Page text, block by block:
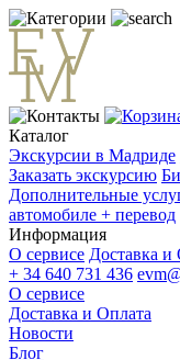
Каталог
Экскурсии в Мадриде
Заказать экскурсию
Дополнительные
автомобиле + перевод
Информация
О сервисе Доставка и
+ 34 640 731 436
О сервисе
Доставка и Оплата
Новости
Блог